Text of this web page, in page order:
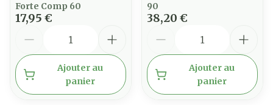
Forte Comp 60
17,95 €
Ajouter au
panier
90
38,20 €
Ajouter au
panier